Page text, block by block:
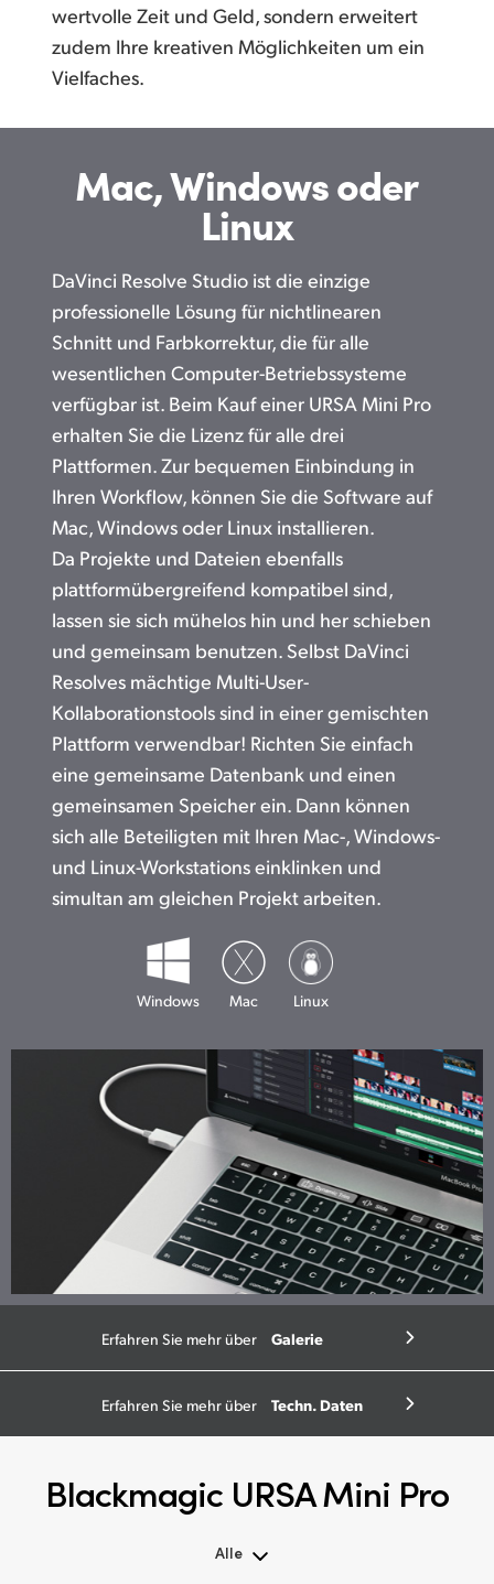
wertvolle Zeit und Geld, sondern erweitert
zudem Ihre kreativen Möglichkeiten um ein
Vielfaches.
Mac, Windows oder
Linux
DaVinci Resolve Studio ist die einzige
professionelle Lösung für nichtlinearen
Schnitt und Farbkorrektur, die für alle
wesentlichen Computer-Betriebssysteme
verfügbar ist. Beim Kauf einer URSA Mini Pro
erhalten Sie die Lizenz für alle drei
Plattformen. Zur bequemen Einbindung in
Ihren Workflow, können Sie die Software auf
Mac, Windows oder Linux installieren.
Da Projekte und Dateien ebenfalls
plattformübergreifend kompatibel sind,
lassen sie sich mühelos hin und her schieben
und gemeinsam benutzen. Selbst DaVinci
Resolves mächtige Multi-User-
Kollaborationstools sind in einer gemischten
Plattform verwendbar! Richten Sie einfach
eine gemeinsame Datenbank und einen
gemeinsamen Speicher ein. Dann können
sich alle Beteiligten mit Ihren Mac-, Windows-
und Linux-Workstations einklinken und
simultan am gleichen Projekt arbeiten.
Windows Mac Linux
Erfahren Sie mehr über Galerie
Erfahren Sie mehr über Techn. Daten
Blackmagic URSA Mini Pro
Alle